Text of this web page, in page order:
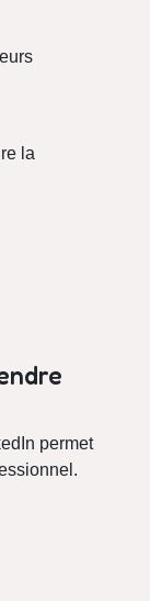
la
permet